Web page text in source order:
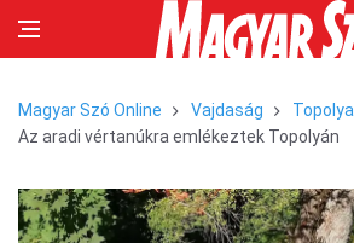
Magyar Szó Online Vajdaság
Topolya
Az aradi vértanúkra emlékeztek Topolyán